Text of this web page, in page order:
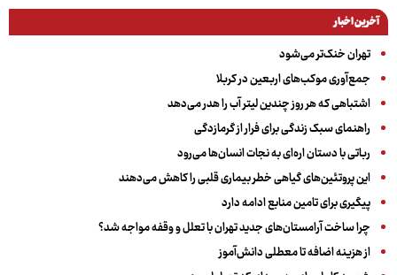
آخرین اخبار
تهران خنک‌تر می‌شود
جمع‌آوری موکب‌های اربعین در کربلا
اشتباهی که هر روز چندین لیتر آب را هدر می‌دهد
راهنمای سبک زندگی برای فرار از گرمازدگی
رباتی با دستان اره‌ای به نجات انسان‌ها می‌رود
این پروتئین‌های گیاهی خطر بیماری قلبی را کاهش می‌دهند
پیگیری برای تامین منابع ادامه دارد
چرا ساخت آرامستان‌های جدید تهران با تعلل و وقفه مواجه شد؟
از هزینه اضافه تا معطلی دانش‌آموز